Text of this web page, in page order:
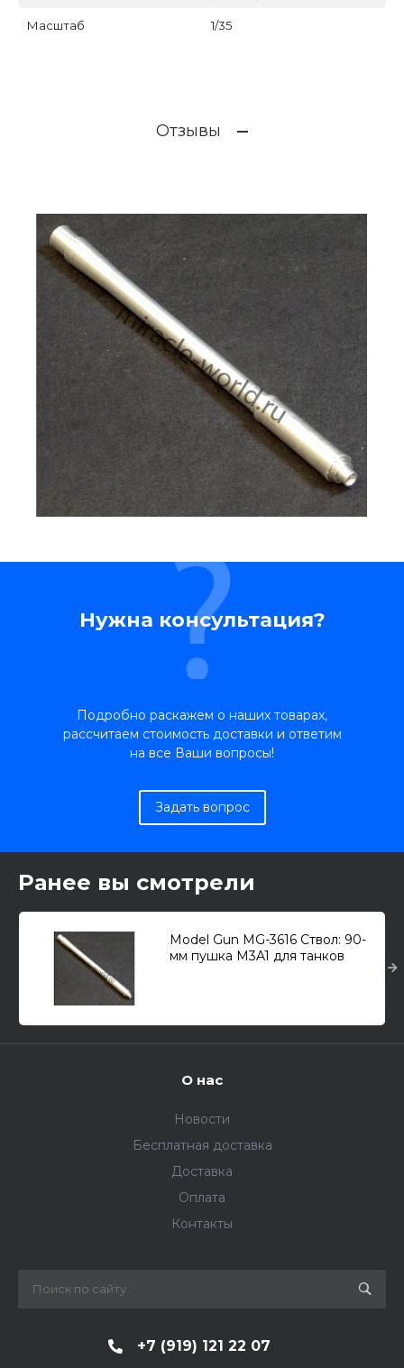
Масштаб 1/35
Отзывы
Нужна консультация?
Подробно раскажем о наших товарах,
рассчитаем стоимость доставки и ответим
на все Ваши вопросы!
Задать вопрос
Ранее вы смотрели
Model Gun MG-3616 Ствол: 90-
мм пушка M3A1 для танков
О нас
Новости
Бесплатная доставка
Доставка
Оплата
Контакты
+7 (919) 121 22 07